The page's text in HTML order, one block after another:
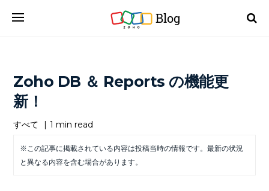
Blog
Zoho DB ＆ Reports の機能更
新！
すべて | 1 min read
※この記事に掲載されている内容は投稿当時の情報です。最新の状況
と異なる内容を含む場合があります。